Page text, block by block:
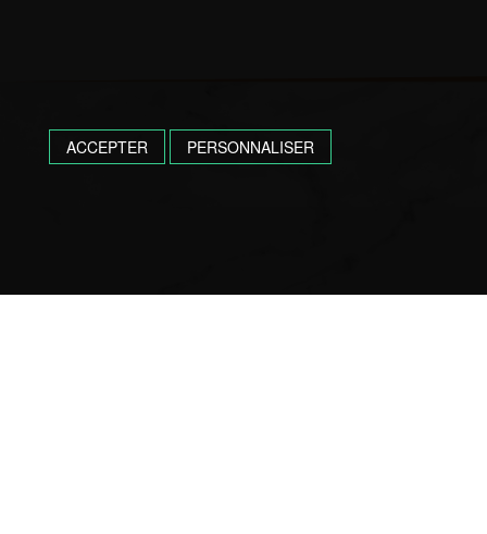
ACCEPTER PERSONNALISER